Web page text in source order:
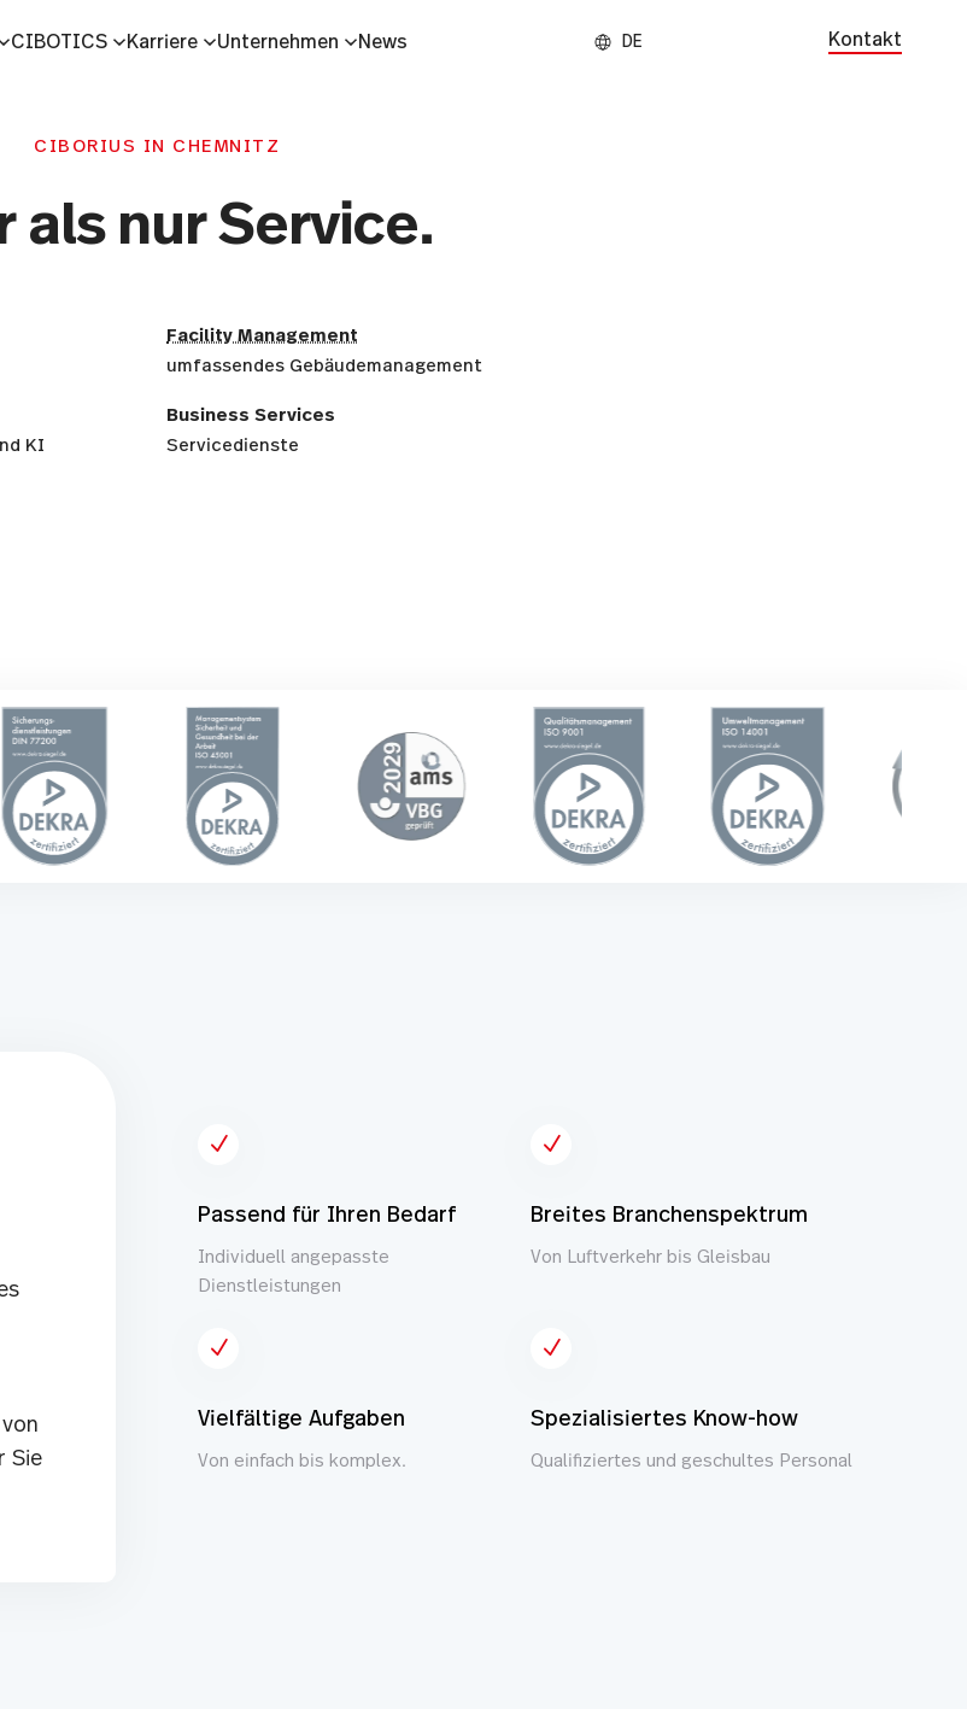
CIBOTICS Karriere Unternehmen News Kontakt
CIBORIUS IN CHEMNITZ
als nur Service.
Facility Management
umfassendes Gebäudemanagement
KI
Business Services
Servicedienste
Sie
N
Passend für Ihren Bedarf
Individuell angepasste
Dienstleistungen
N
Breites Branchenspektrum
Von Luftverkehr bis Gleisbau
N
Vielfältige Aufgaben
Von einfach bis komplex.
N
Spezialisiertes Know-how
Qualifiziertes und geschultes Personal